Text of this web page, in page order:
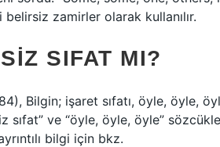
zamirler olarak kullanılır.
SIFAT MI?
Bilgin; işaret sıfatı, öyle, öyle,
sıfat” ve “öyle, öyle, öyle”
bilgi için bkz.